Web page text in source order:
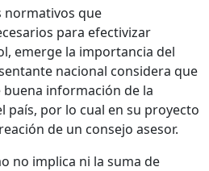
normativos que
para efectivizar
emerge la importancia del
nacional considera que
información de la
país, por lo cual en su proyecto
de un consejo asesor.
no implica ni la suma de